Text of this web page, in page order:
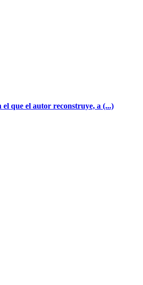
que el autor reconstruye, a (...)